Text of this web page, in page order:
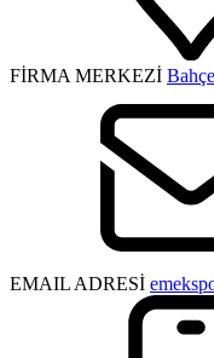
FİRMA MERKEZİ
EMAIL ADRESİ